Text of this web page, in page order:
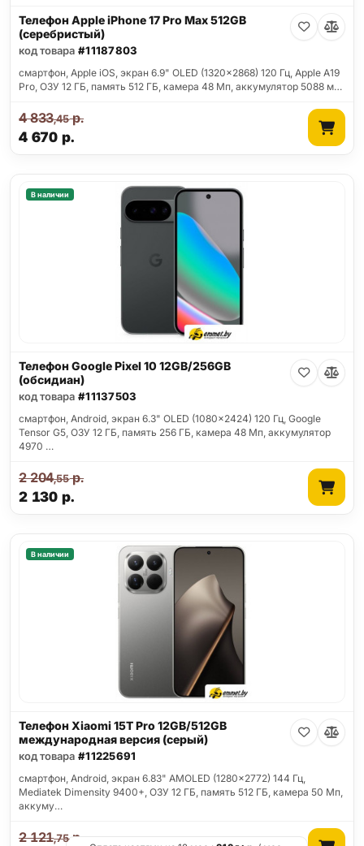
Телефон Apple iPhone 17 Pro Max 512GB
(серебристый)
код товара #11187803
смартфон, Apple iOS, экран 6.9" OLED (1320x2868) 120 Гц, Apple A19
Pro, ОЗУ 12 ГБ, память 512 ГБ, камера 48 Мп, аккумулятор 5088 м…
4 670 р.
4 833,45р.
В наличии
Телефон Google Pixel 10 12GB/256GB
(обсидиан)
код товара #11137503
смартфон, Android, экран 6.3" OLED (1080x2424) 120 Гц, Google
Tensor G5, ОЗУ 12 ГБ, память 256 ГБ, камера 48 Мп, аккумулятор
4970 …
2 130 р.
2 204,55р.
В наличии
Телефон Xiaomi 15T Pro 12GB/512GB
международная версия (серый)
код товара #11225691
смартфон, Android, экран 6.83" AMOLED (1280x2772) 144 Гц,
Mediatek Dimensity 9400+, ОЗУ 12 ГБ, память 512 ГБ, камера 50 Мп,
аккуму…
2 121,75р.